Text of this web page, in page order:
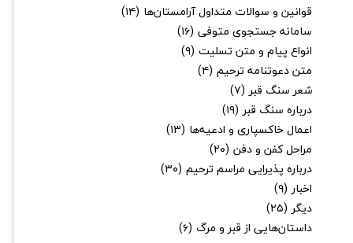
قوانین و سوالات متداول آرامستان‌ها (۱۴)
سامانه جستجوی متوفی (۱۶)
انواع پیام و متن تسلیت (۹)
متن دعوتنامه ترحیم (۴)
شعر سنگ قبر (۷)
درباره سنگ قبر (۱۹)
اعمال خاکسپاری و ادعیه‌ها (۱۳)
مراحل کفن و دفن (۲۰)
درباره پذیرایی مراسم ترحیم (۳۰)
اخبار (۹)
دیگر (۲۵)
داستان‌هایی از قبر و مرگ (۶)